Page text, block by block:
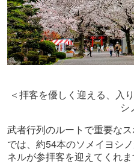
＜拝客を優しく迎える、入
シ
武者行列のルートで重要な
では、約54本のソメイヨシ
ネルが参拝客を迎えてくれま